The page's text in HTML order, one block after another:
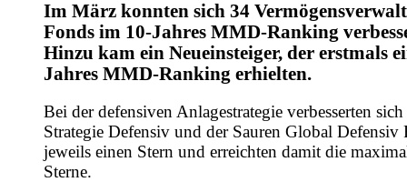
Im März konnten sich 34
Fonds im 10-Jahres MMD-Ranking
Hinzu kam ein Neueinsteiger, der erstmals
Jahres MMD-Ranking erhielten.
Bei der defensiven Anlagestrategie verbesserten
Strategie Defensiv und der Sauren Global Defensiv
jeweils einen Stern und erreichten damit die
Sterne.